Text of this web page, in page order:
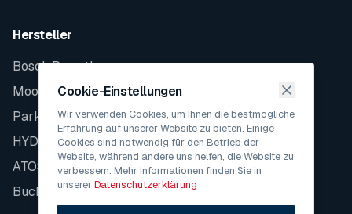
Hersteller
Bosch Rexroth
Moog
Parker
HYDAC
ATOS
Bucher
Cookie-Einstellungen
Wir verwenden Cookies, um Ihnen die bestmögliche
Erfahrung auf unserer Website zu bieten. Einige
Cookies sind notwendig für den Betrieb der
Website, während andere uns helfen, die Website zu
verbessern. Mehr Informationen finden Sie in
unsererDatenschutzerklärung